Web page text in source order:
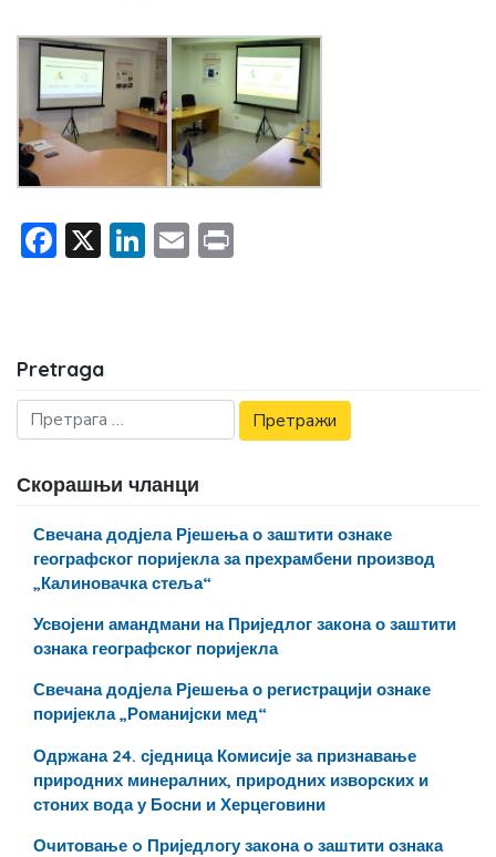
Facebook
X LinkedIn
Email
Pretraga
Скорашњи чланци
Свечана додјела Рјешења о заштити ознаке
географског поријекла за прехрамбени производ
„Калиновачка стеља“
Усвојени амандмани на Приједлог закона о заштити
ознака географског поријекла
Свечана додјела Рјешења о регистрацији ознаке
поријекла „Романијски мед“
Одржана 24. сједница Комисије за признавање
природних минералних, природних изворских и
стоних вода у Босни и Херцеговини
Очитовање o Приједлогу закона о заштити ознака